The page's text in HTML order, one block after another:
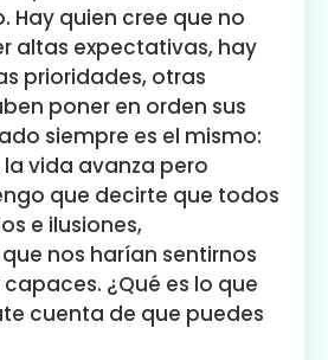
Hay quien cree que no
altas expectativas, hay
prioridades, otras
poner en orden sus
siempre es el mismo:
vida avanza pero
que decirte que todos
e ilusiones,
nos harían sentirnos
¿Qué es lo que
cuenta de que puedes